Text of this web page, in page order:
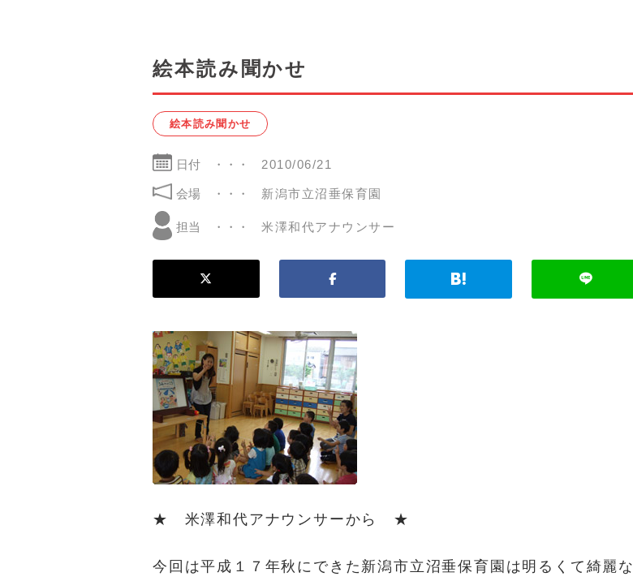
絵本読み聞かせ
絵本読み聞かせ
日付 2010/06/21
会場 新潟市立沼垂保育園
担当 米澤和代アナウンサー
★ 米澤和代アナウンサーから ★
今回は平成１７年秋にできた新潟市立沼垂保育園は明るくて綺麗な